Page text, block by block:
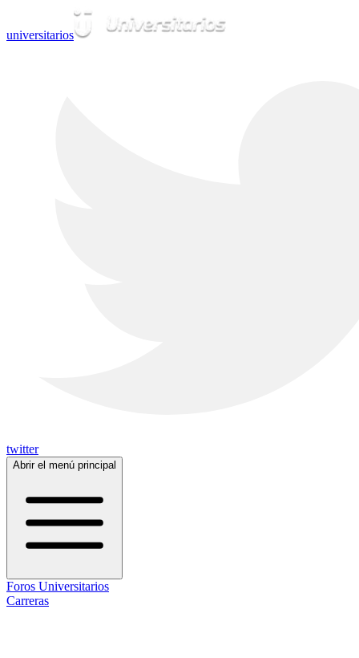
universitarios
twitter
Abrir el menú principal
Foros Universitarios
Carreras